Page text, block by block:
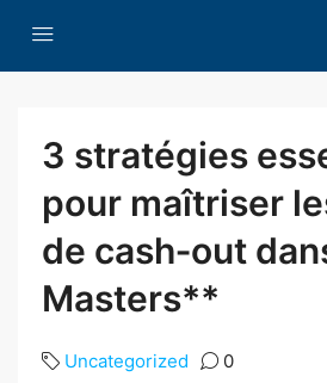
3 stratégies
pour maîtriser
de cash‑out
Masters**
Uncategorized 0